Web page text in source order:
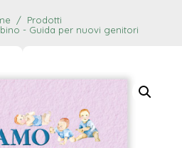
Prodotti
- Guida per nuovi genitori